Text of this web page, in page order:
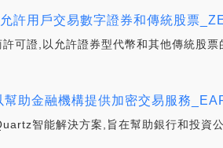
許用戶交易數字證券和傳統股票
可證,以允許證券型代幣和其他傳統股票
助金融機構提供加密交易服務
智能解決方案,旨在幫助銀行和投資